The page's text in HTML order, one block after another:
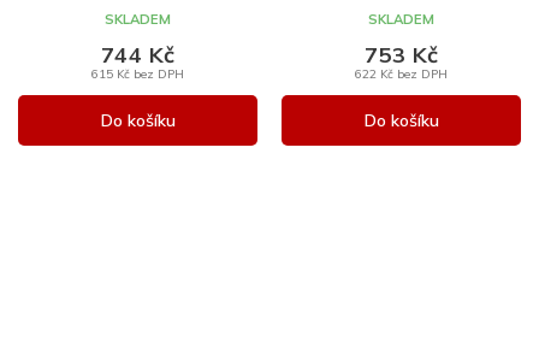
SKLADEM
615 Kč bez DPH
744 Kč
Do košíku
SKLADEM
622 Kč bez DPH
753 Kč
Do košíku